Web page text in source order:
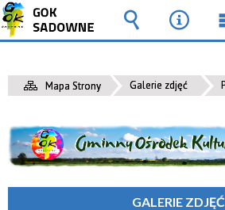
Mapa Strony Galerie zdjęć
GALERIE ZDJĘĆ